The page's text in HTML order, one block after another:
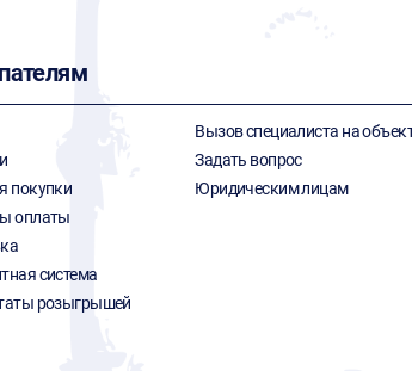
покупки
оплаты
система
розыгрышей
Вызов специалиста на
Задать вопрос
Юридическим лицам